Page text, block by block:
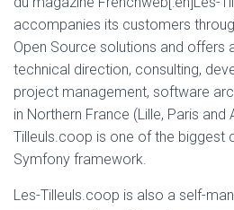
accompanies its customers
Open Source solutions and offers
technical direction, consulting,
project management, software
in Northern France (Lille, Paris and
Tilleuls.coop is one of the biggest
Symfony framework.
Les-Tilleuls.coop is also a self-